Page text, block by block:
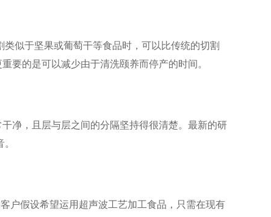
似于坚果或葡萄干等食品时，可以比传统的切割
要的是可以减少由于清洗颐养而停产的时间。
净，且层与层之间的分隔坚持得很清楚。最新的研
户假设希望运用超声波工艺加工食品，只需在现有